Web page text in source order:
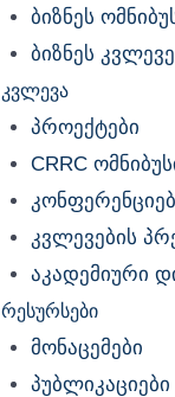
ბიზნეს
ბიზნეს
კვლევა
პროექტები
CRRC
კვლევების
აკადემიური
რესურსები
მონაცემები
პუბლიკაციები